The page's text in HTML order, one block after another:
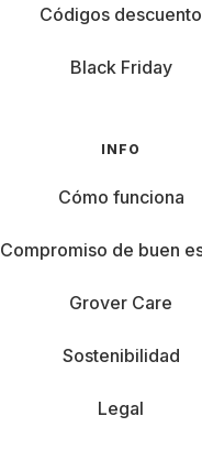
Códigos descuento
Black Friday
INFO
Cómo funciona
Compromiso de buen
Grover Care
Sostenibilidad
Legal